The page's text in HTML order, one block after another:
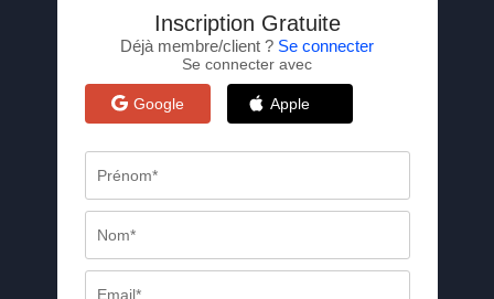
Inscription Gratuite
Déjà membre/client ? Se connecter
Se connecter avec
Google Apple